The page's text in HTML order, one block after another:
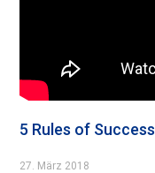
5 Rules of Success
27. März 2018